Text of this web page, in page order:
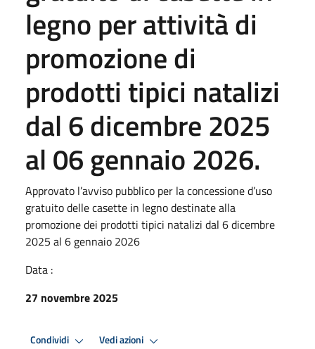
legno per attività di
promozione di
prodotti tipici natalizi
dal 6 dicembre 2025
al 06 gennaio 2026.
Approvato l’avviso pubblico per la concessione d’uso
gratuito delle casette in legno destinate alla
promozione dei prodotti tipici natalizi dal 6 dicembre
2025 al 6 gennaio 2026
Data :
27 novembre 2025
Condividi Vedi azioni